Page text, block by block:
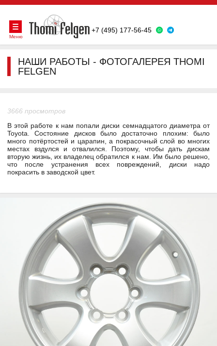
+7 (495) 177-56-45
Меню
НАШИ РАБОТЫ - ФОТОГАЛЕРЕЯ THOMI
FELGEN
3666 просмотров
В этой работе к нам попали диски семнадцатого диаметра от
Toyota. Состояние дисков было достаточно плохим: было
много потёртостей и царапин, а покрасочный слой во многих
местах вздулся и отвалился. Поэтому, чтобы дать дискам
вторую жизнь, их владелец обратился к нам. Им было решено,
что после устранения всех повреждений, диски надо
покрасить в заводской цвет.